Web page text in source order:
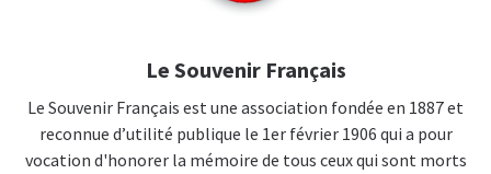
Le Souvenir Français
Le Souvenir Français est une association fondée en 1887 et
reconnue d’utilité publique le 1er février 1906 qui a pour
vocation d'honorer la mémoire de tous ceux qui sont morts